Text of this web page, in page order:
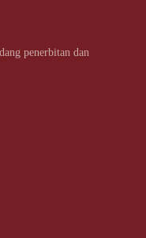
penerbitan dan